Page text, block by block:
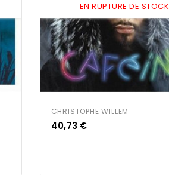
EN RUPTURE DE STOCK
CHRISTOPHE WILLEM
Prix
40,73 €